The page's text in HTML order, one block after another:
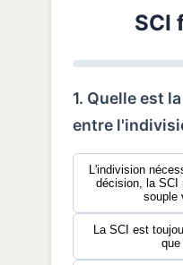
SCI
1. Quelle est
entre
L'indivision
décision, la SCI
souple
La SCI est